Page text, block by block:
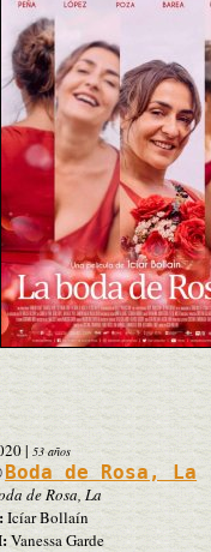
| 53 años
Boda de Rosa, La
de Rosa, La
Icíar Bollaín
Vanessa Garde